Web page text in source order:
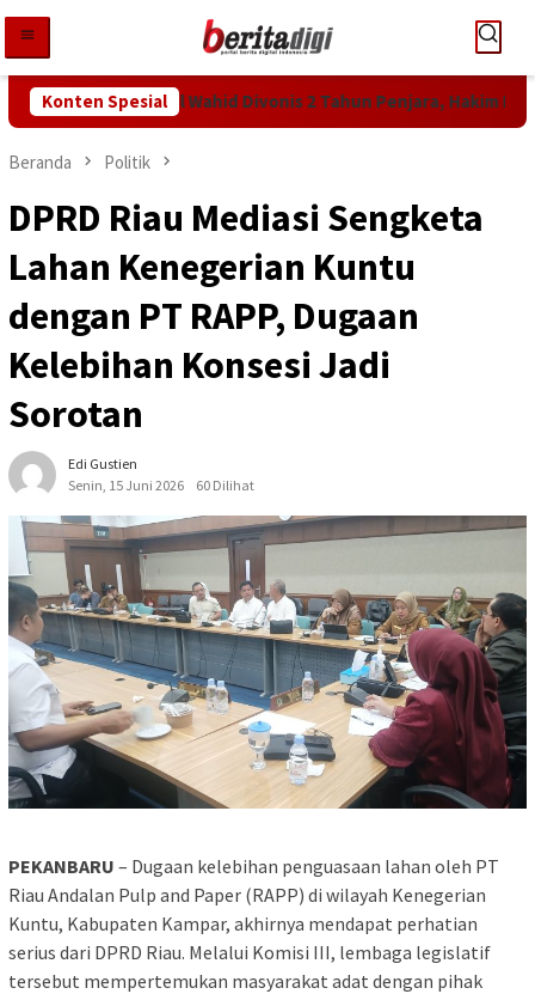
konten
Konten Spesial
KPK! Abdul Wahid Divonis 2 Tahun Penjara, Hakim Bebankan
Beranda Politik
DPRD Riau Mediasi Sengketa
Lahan Kenegerian Kuntu
dengan PT RAPP, Dugaan
Kelebihan Konsesi Jadi
Sorotan
Edi Gustien
Senin, 15 Juni 2026
60 Dilihat
PEKANBARU – Dugaan kelebihan penguasaan lahan oleh PT
Riau Andalan Pulp and Paper (RAPP) di wilayah Kenegerian
Kuntu, Kabupaten Kampar, akhirnya mendapat perhatian
serius dari DPRD Riau. Melalui Komisi III, lembaga legislatif
tersebut mempertemukan masyarakat adat dengan pihak